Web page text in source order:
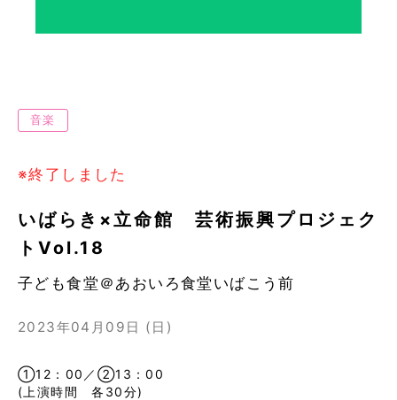
音楽
※終了しました
いばらき×立命館 芸術振興プロジェク
トVol.18
子ども食堂＠あおいろ食堂いばこう前
2023年04月09日 (日)
①12：00／②13：00
(上演時間 各30分)